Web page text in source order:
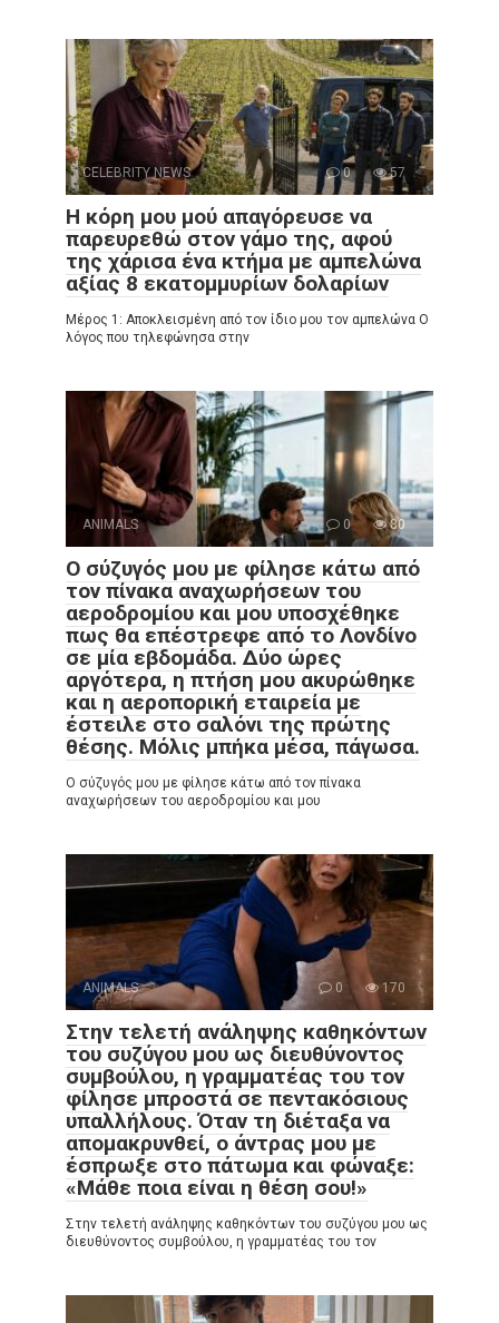
CELEBRITY NEWS 0 57
Η κόρη μου μού απαγόρευσε να
παρευρεθώ στον γάμο της, αφού
της χάρισα ένα κτήμα με αμπελώνα
αξίας 8 εκατομμυρίων δολαρίων
Μέρος 1: Αποκλεισμένη από τον ίδιο μου τον αμπελώνα Ο
λόγος που τηλεφώνησα στην
ANIMALS 0 80
Ο σύζυγός μου με φίλησε κάτω από
τον πίνακα αναχωρήσεων του
αεροδρομίου και μου υποσχέθηκε
πως θα επέστρεφε από το Λονδίνο
σε μία εβδομάδα. Δύο ώρες
αργότερα, η πτήση μου ακυρώθηκε
και η αεροπορική εταιρεία με
έστειλε στο σαλόνι της πρώτης
θέσης. Μόλις μπήκα μέσα, πάγωσα.
Ο σύζυγός μου με φίλησε κάτω από τον πίνακα
αναχωρήσεων του αεροδρομίου και μου
ANIMALS 0 170
Στην τελετή ανάληψης καθηκόντων
του συζύγου μου ως διευθύνοντος
συμβούλου, η γραμματέας του τον
φίλησε μπροστά σε πεντακόσιους
υπαλλήλους. Όταν τη διέταξα να
απομακρυνθεί, ο άντρας μου με
έσπρωξε στο πάτωμα και φώναξε:
«Μάθε ποια είναι η θέση σου!»
Στην τελετή ανάληψης καθηκόντων του συζύγου μου ως
διευθύνοντος συμβούλου, η γραμματέας του τον